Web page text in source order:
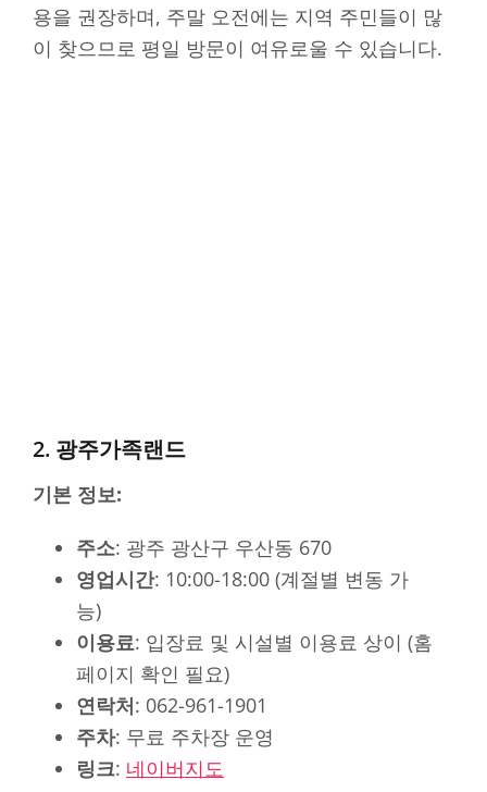
용을 권장하며, 주말 오전에는 지역 주민들이 많
이 찾으므로 평일 방문이 여유로울 수 있습니다.
2. 광주가족랜드
기본 정보:
주소: 광주 광산구 우산동 670
영업시간: 10:00-18:00 (계절별 변동 가
능)
이용료: 입장료 및 시설별 이용료 상이 (홈
페이지 확인 필요)
연락처: 062-961-1901
주차: 무료 주차장 운영
링크: 네이버지도